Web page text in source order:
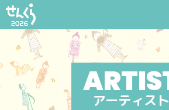
アーティスト